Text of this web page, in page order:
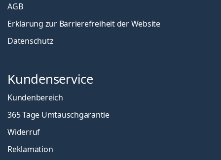
AGB
Erklärung zur Barrierefreiheit der Website
Datenschutz
Kundenservice
Kundenbereich
365 Tage Umtauschgarantie
Widerruf
Reklamation